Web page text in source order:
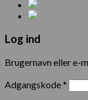
Log ind
Brugernavn eller e-
Adgangskode*